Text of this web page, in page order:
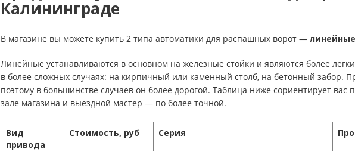
Калининграде
В магазине вы можете купить 2 типа автоматики для распашных ворот —
Линейные устанавливаются в основном на железные стойки и являются более
в более сложных случаях: на кирпичный или каменный столб, на бетонный забор.
поэтому в большинстве случаев он более дорогой. Таблица ниже сориентирует вас
зале магазина и выездной мастер — по более точной.
Вид
привода
Стоимость, руб Серия